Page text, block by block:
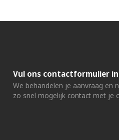
Vul ons contactformulier in
We behandelen je aanvraag en
zo snel mogelijk contact met je